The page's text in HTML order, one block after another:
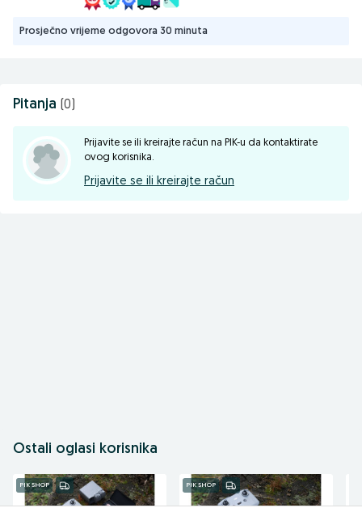
Prosječno vrijeme odgovora 30 minuta
Pitanja (0)
Prijavite se ili kreirajte račun na PIK-u da kontaktirate
ovog korisnika.
Prijavite se ili kreirajte račun
Ostali oglasi korisnika
PIK SHOP PIK SHOP